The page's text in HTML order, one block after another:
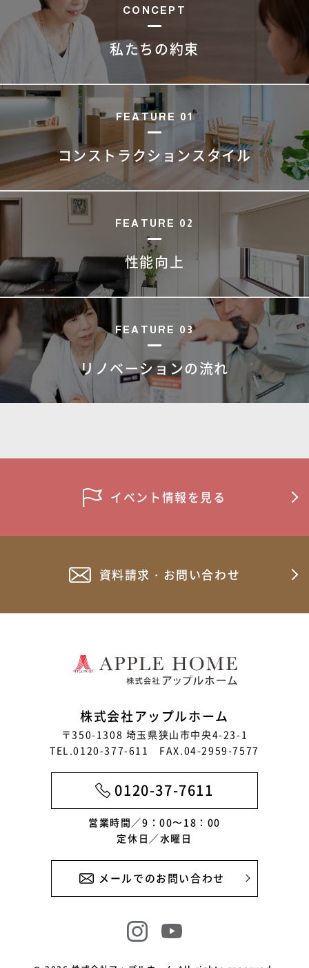
CONCEPT
私たちの約束
FEATURE 01
コンストラクションスタイル
FEATURE 02
性能向上
FEATURE 03
リノベーションの流れ
イベント情報を見る
資料請求・お問い合わせ
株式会社アップルホーム
〒350-1308 埼玉県狭山市中央4-23-1
TEL.0120-377-611 FAX.04-2959-7577
0120-37-7611
営業時間／9：00〜18：00
定休日／水曜日
メールでのお問い合わせ